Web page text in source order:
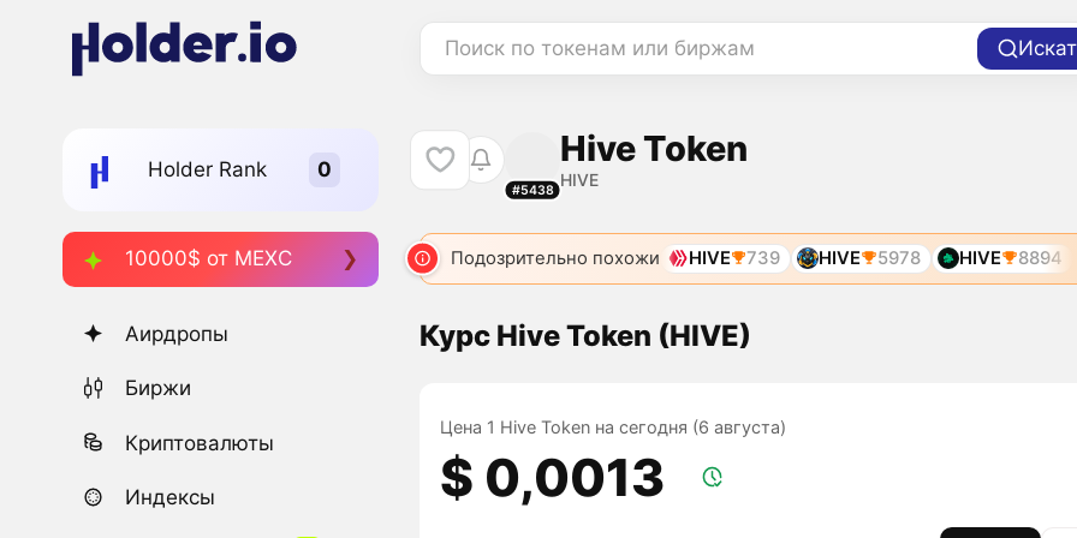
Поиск по токенам или биржам
Holder Rank
10000$ от MEXC
Аирдропы
Биржи
Криптовалюты
Индексы
#5438
Hive Token
HIVE
Подозрительно похожи HIVE 739 HIVE 5978 HIVE 8894
Курс Hive Token (HIVE)
Цена 1 Hive Token на сегодня (6 августа)
$ 0,0013